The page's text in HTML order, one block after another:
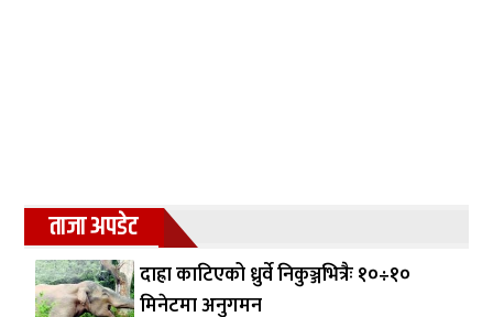
ताजा अपडेट
दाह्रा काटिएको ध्रुर्वे निकुञ्जभित्रैः १०÷१०
मिनेटमा अनुगमन